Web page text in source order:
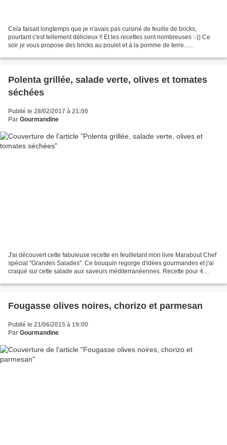
Cela faisait longtemps que je n'avais pas cuisiné de feuille de bricks,
pourtant c'est tellement délicieux !! Et les recettes sont nombreuses :-)) Ce
soir je vous propose des bricks au poulet et à la pomme de terre...
Polenta grillée, salade verte, olives et tomates
séchées
Publié le 28/02/2017 à 21:00
Par Gourmandine
J'ai découvert cette fabuleuse recette en feuilletant mon livre Marabout Chef
spécial "Grandes Salades". Ce bouquin regorge d'idées gourmandes et j'ai
craqué sur cette salade aux saveurs méditerranéennes. Recette pour 4
Fougasse olives noires, chorizo et parmesan
Publié le 21/06/2015 à 19:00
Par Gourmandine